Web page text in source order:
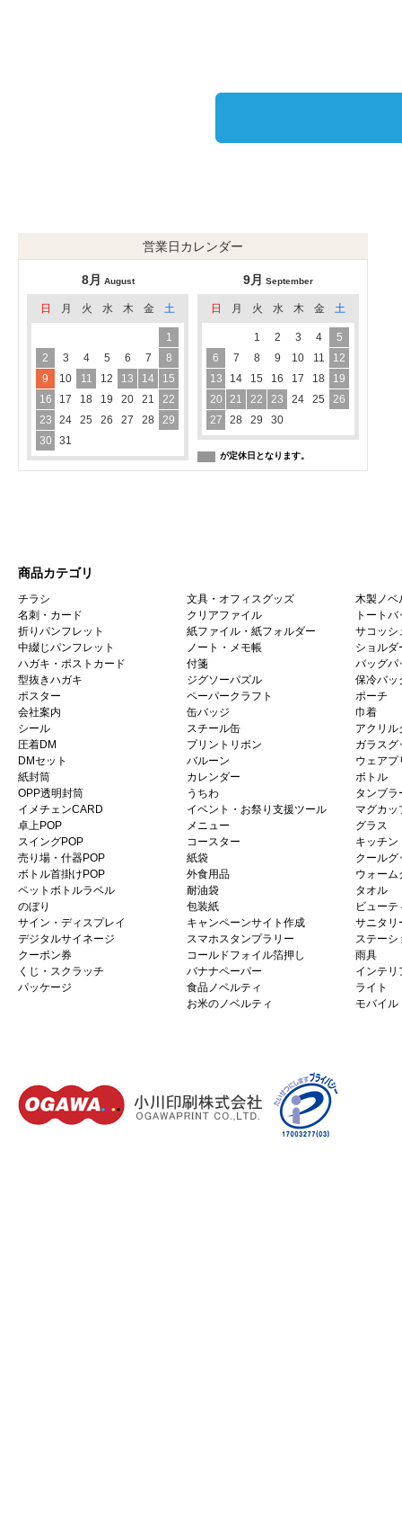
営業日カレンダー
8月 August
日 月 火 水 木 金 土
1
2
3 4 5 6 7
8
9
10 11 12 13 14
15
16
17 18 19 20 21
22
23
24 25 26 27 28
29
30
31
9月 September
日 月 火 水 木 金 土
1 2 3 4
5
6
7 8 9 10 11
12
13
14 15 16 17 18
19
20
21 22 23 24 25
26
27
28 29 30
が定休日となります。
商品カテゴリ
チラシ
名刺・カード
折りパンフレット
中綴じパンフレット
ハガキ・ポストカード
型抜きハガキ
ポスター
会社案内
シール
圧着DM
DMセット
紙封筒
OPP透明封筒
イメチェンCARD
卓上POP
スイングPOP
売り場・什器POP
ボトル首掛けPOP
ペットボトルラベル
のぼり
サイン・ディスプレイ
デジタルサイネージ
クーポン券
くじ・スクラッチ
パッケージ
文具・オフィスグッズ
クリアファイル
紙ファイル・紙フォルダー
ノート・メモ帳
付箋
ジグソーパズル
ペーパークラフト
缶バッジ
スチール缶
プリントリボン
バルーン
カレンダー
うちわ
イベント・お祭り支援ツール
メニュー
コースター
紙袋
外食用品
耐油袋
包装紙
キャンペーンサイト作成
スマホスタンプラリー
コールドフォイル箔押し
バナナペーパー
食品ノベルティ
お米のノベルティ
木製ノベ
トートバ
サコッシ
ショルダ
バッグパ
保冷バッ
ポーチ
巾着
アクリル
ガラスグ
ウェアプ
ボトル
タンブラ
マグカッ
グラス
キッチン
クールグ
ウォーム
タオル
ビューテ
サニタリ
ステーシ
雨具
インテリ
ライト
モバイル